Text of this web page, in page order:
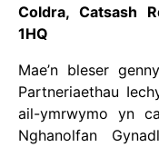
Coldra, Catsash
1HQ
Mae’n bleser
Partneriaethau
ail-ymrwymo yn
Nghanolfan